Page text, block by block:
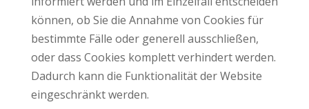
können, ob Sie die Annahme von Cookies für
bestimmte Fälle oder generell ausschließen,
oder dass Cookies komplett verhindert werden.
Dadurch kann die Funktionalität der Website
eingeschränkt werden.